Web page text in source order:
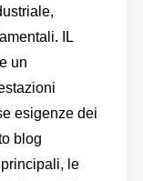
IL
un
esigenze dei
blog
le